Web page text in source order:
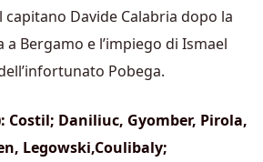
Davide Calabria dopo la
Bergamo e l’impiego di Ismael
Pobega.
Costil; Daniliuc, Gyomber, Pirola,
Legowski,Coulibaly;